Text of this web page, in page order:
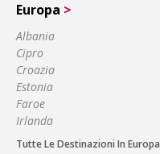
Europa >
Albania
Cipro
Croazia
Estonia
Faroe
Irlanda
Tutte Le Destinazioni In Europa